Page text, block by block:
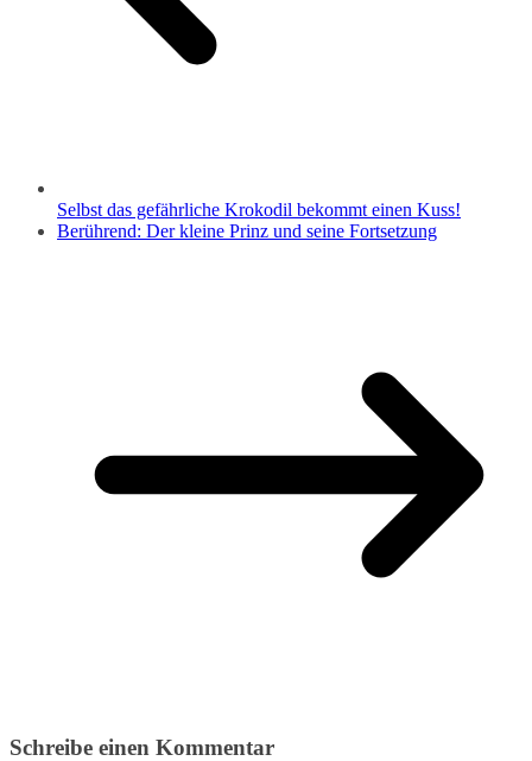
Selbst das gefährliche Krokodil bekommt einen Kuss!
Berührend: Der kleine Prinz und seine Fortsetzung
Schreibe einen Kommentar